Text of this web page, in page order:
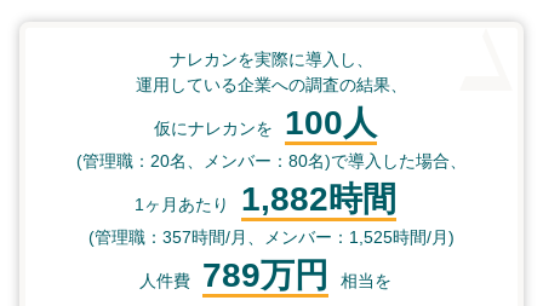
ナレカンを実際に導入し、
運用している企業への調査の結果、
仮にナレカンを 100人
(管理職：20名、メンバー：80名)で導入した場合、
1ヶ月あたり 1,882時間
(管理職：357時間/月、メンバー：1,525時間/月)
人件費 789万円 相当を